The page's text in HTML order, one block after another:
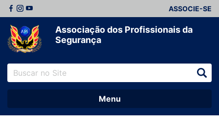
ASSOCIE-SE
Associação dos Profissionais da
Segurança
Menu